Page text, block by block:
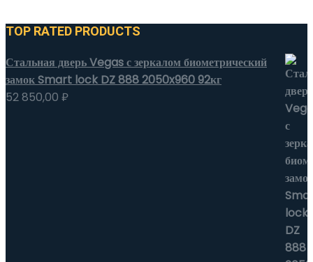
TOP RATED PRODUCTS
Стальная дверь Vegas с зеркалом биометрический
замок Smart lock DZ 888 2050x960 92кг
52 850,00 ₽